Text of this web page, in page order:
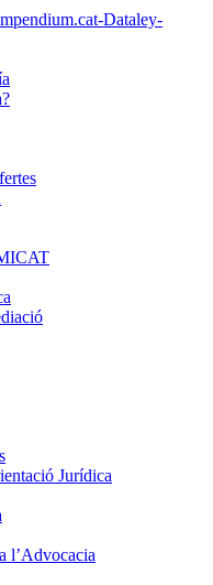
Dataley-
Jurídica
l’Advocacia